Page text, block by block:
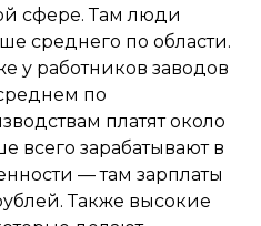
сфере. Там люди
среднего по области.
у работников заводов
по
платят около
всего зарабатывают в
— там зарплаты
Также высокие